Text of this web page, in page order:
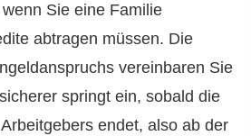
Sie eine Familie
abtragen müssen. Die
vereinbaren Sie
springt ein, sobald die
endet, also ab der